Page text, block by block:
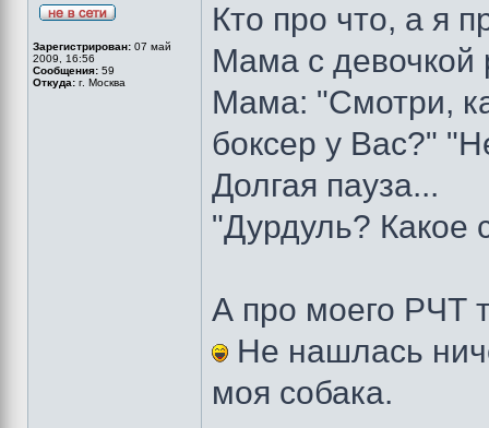
Зарегистрирован: 07 май
2009, 16:56
Сообщения: 59
Откуда: г. Москва
Кто про что, а я
Мама с девочкой
Мама: "Смотри,
боксер у Вас?"
Долгая пауза...
"Дурдуль? Какое
А про моего РЧТ
Не нашлась
моя собака.